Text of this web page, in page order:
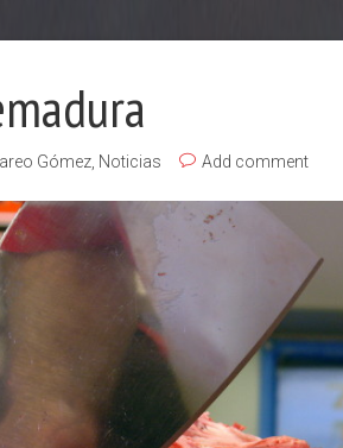
Gómez Noticias Add comment